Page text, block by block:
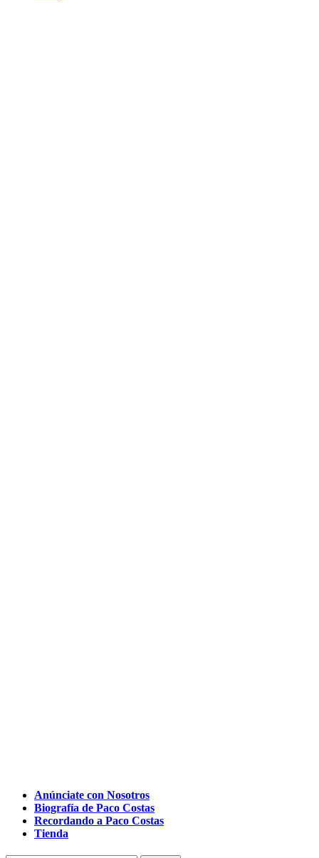
Anúnciate con Nosotros
Biografía de Paco Costas
Recordando a Paco Costas
Tienda